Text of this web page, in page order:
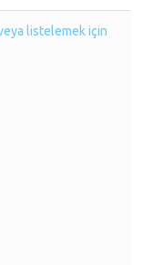
listelemek için